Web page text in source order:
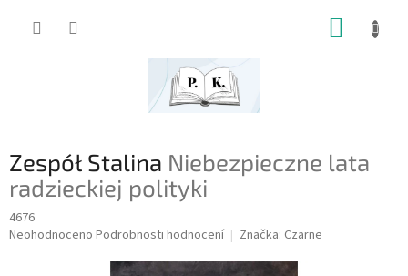
Zespół Stalina Niebezpieczne lata
radzieckiej polityki
4676
Průměrné
Neohodnoceno Podrobnosti hodnocení Značka: Czarne